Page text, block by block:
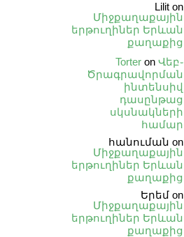
Lilit on
Միջքաղաքային
երթուղիներ Երևան
քաղաքից
Torter on Վեբ֊
Ծրագրավորման
ինտենսիվ
դասընթաց
սկսնակների
համար
հանուման on
Միջքաղաքային
երթուղիներ Երևան
քաղաքից
Երեմ on
Միջքաղաքային
երթուղիներ Երևան
քաղաքից